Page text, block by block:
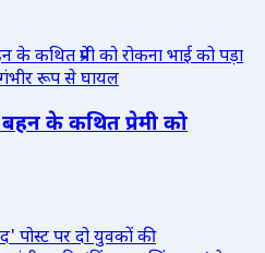
के कथित प्रेमी को